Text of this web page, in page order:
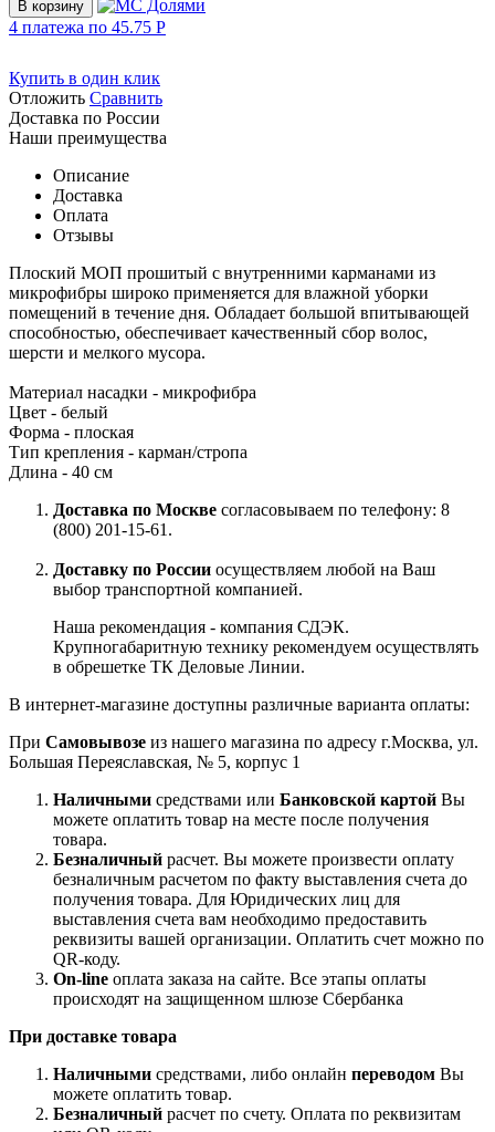
В корзину
4 платежа по 45.75 Р
Купить в один клик
Отложить Сравнить
Доставка по России
Наши преимущества
Описание
Доставка
Оплата
Отзывы
Плоский МОП прошитый с внутренними карманами из
микрофибры широко применяется для влажной уборки
помещений в течение дня. Обладает большой впитывающей
способностью, обеспечивает качественный сбор волос,
шерсти и мелкого мусора.
Материал насадки - микрофибра
Цвет - белый
Форма - плоская
Тип крепления - карман/стропа
Длина - 40 см
Доставка по Москве согласовываем по телефону: 8
(800) 201-15-61.
Доставку по России осуществляем любой на Ваш
выбор транспортной компанией.
Наша рекомендация - компания СДЭК.
Крупногабаритную технику рекомендуем осуществлять
в обрешетке ТК Деловые Линии.
В интернет-магазине доступны различные варианта оплаты:
При Самовывозе из нашего магазина по адресу г.Москва, ул.
Большая Переяславская, № 5, корпус 1
Наличными средствами или Банковской картой Вы
можете оплатить товар на месте после получения
товара.
Безналичный расчет. Вы можете произвести оплату
безналичным расчетом по факту выставления счета до
получения товара. Для Юридических лиц для
выставления счета вам необходимо предоставить
реквизиты вашей организации. Оплатить счет можно по
QR-коду.
On-line оплата заказа на сайте. Все этапы оплаты
происходят на защищенном шлюзе Сбербанка
При доставке товара
Наличными средствами, либо онлайн переводом Вы
можете оплатить товар.
Безналичный расчет по счету. Оплата по реквизитам